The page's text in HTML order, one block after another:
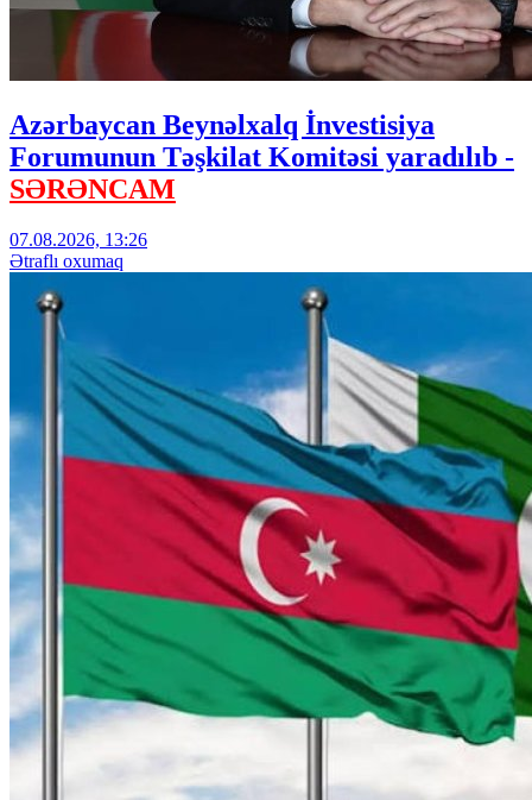
Azərbaycan Beynəlxalq İnvestisiya
Forumunun Təşkilat Komitəsi yaradılıb -
SƏRƏNCAM
07.08.2026, 13:26
Ətraflı oxumaq